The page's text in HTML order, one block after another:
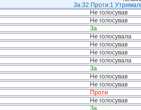
За:32 Проти:1
Не голосував
Не голосував
За
Не голосувала
Не голосував
Не голосував
Не голосувала
За
Не голосував
Не голосував
Проти
Не голосував
За